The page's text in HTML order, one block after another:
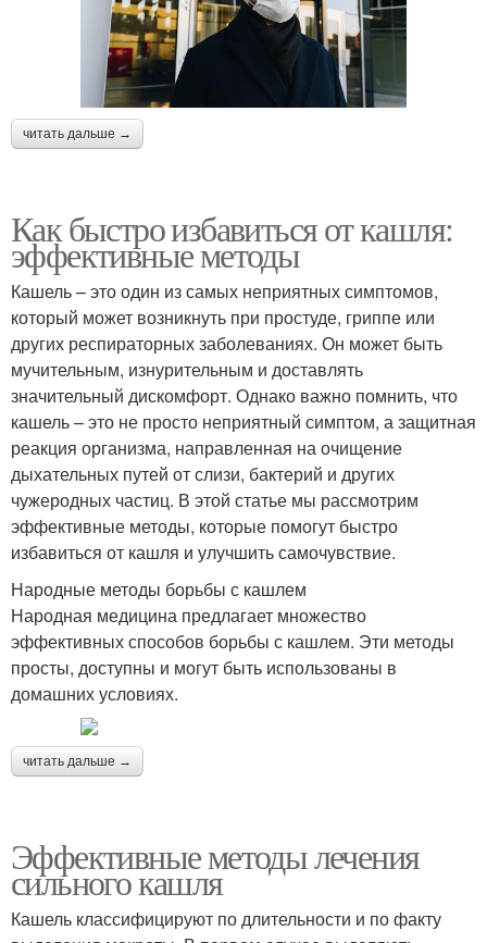
читать дальше →
Как быстро избавиться от кашля:
эффективные методы
Кашель – это один из самых неприятных симптомов,
который может возникнуть при простуде, гриппе или
других респираторных заболеваниях. Он может быть
мучительным, изнурительным и доставлять
значительный дискомфорт. Однако важно помнить, что
кашель – это не просто неприятный симптом, а защитная
реакция организма, направленная на очищение
дыхательных путей от слизи, бактерий и других
чужеродных частиц. В этой статье мы рассмотрим
эффективные методы, которые помогут быстро
избавиться от кашля и улучшить самочувствие.
Народные методы борьбы с кашлем
Народная медицина предлагает множество
эффективных способов борьбы с кашлем. Эти методы
просты, доступны и могут быть использованы в
домашних условиях.
читать дальше →
Эффективные методы лечения
сильного кашля
Кашель классифицируют по длительности и по факту